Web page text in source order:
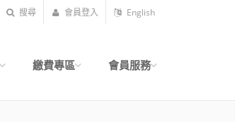
搜尋 會員登入 English
繳費專區 會員服務